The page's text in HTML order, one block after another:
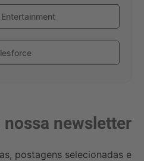
newsletter
postagens selecionadas e